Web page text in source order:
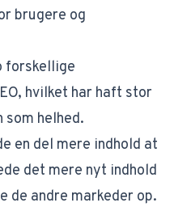
brugere og
forskellige
hvilket har haft stor
som helhed.
en del mere indhold at
det mere nyt indhold
de andre markeder op.